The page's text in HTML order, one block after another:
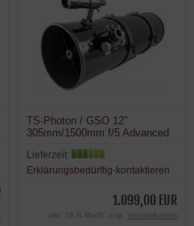
TS-Photon / GSO 12"
305mm/1500mm f/5 Advanced
Lieferzeit:
Erklärungsbedürftig-kontaktieren
1.099,00 EUR
inkl. 19 % MwSt. zzgl. Versandkosten